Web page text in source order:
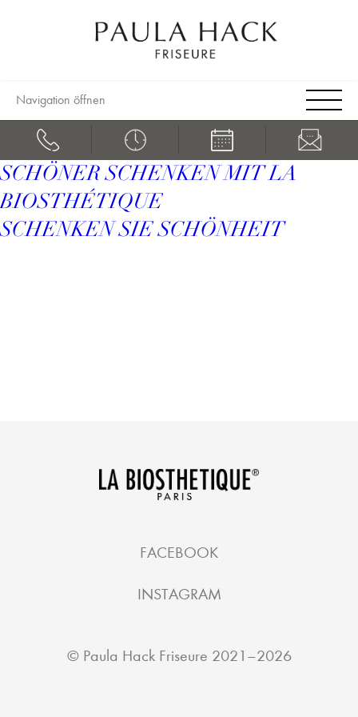
Navigation öffnen
SCHÖNER SCHENKEN MIT LA
BIOSTHÉTIQUE
SCHENKEN SIE SCHÖNHEIT
© Paula Hack Friseure 2021–2026
FACEBOOK
INSTAGRAM